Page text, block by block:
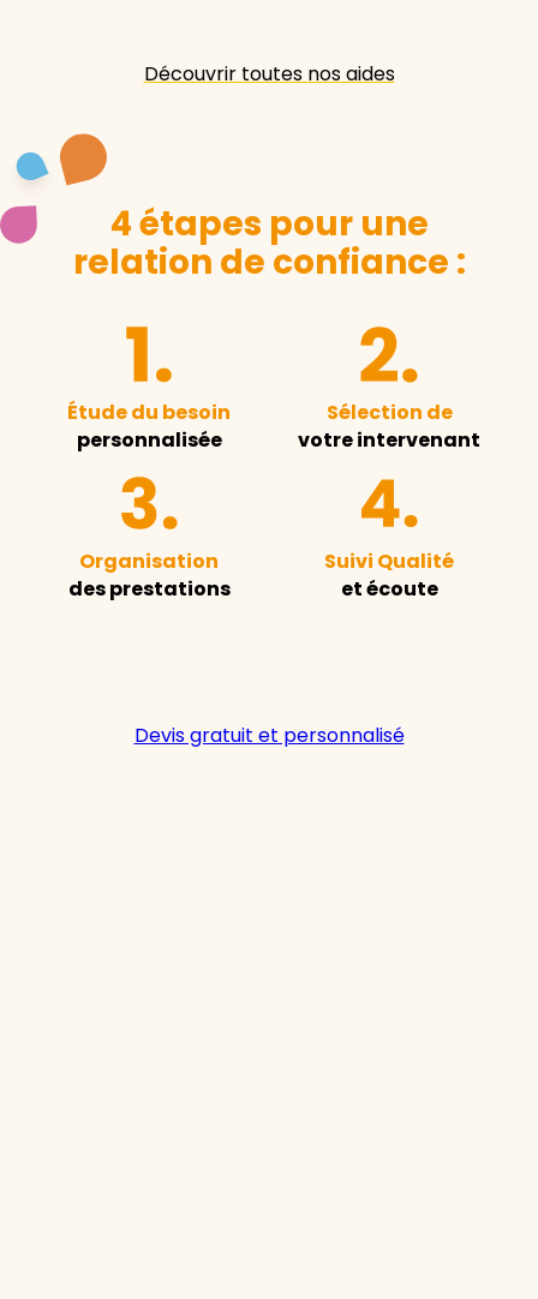
Découvrir toutes nos aides
4 étapes pour une
relation de confiance :
Étude du besoin
personnalisée
Sélection de
votre intervenant
Organisation
des prestations
Suivi Qualité
et écoute
Devis gratuit et personnalisé